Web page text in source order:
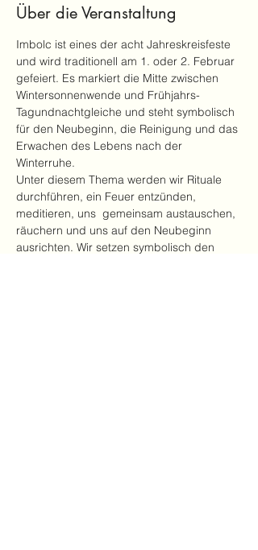
Über die Veranstaltung
Imbolc ist eines der acht Jahreskreisfeste
und wird traditionell am 1. oder 2. Februar
gefeiert. Es markiert die Mitte zwischen
Wintersonnenwende und Frühjahrs-
Tagundnachtgleiche und steht symbolisch
für den Neubeginn, die Reinigung und das
Erwachen des Lebens nach der
Winterruhe.
Unter diesem Thema werden wir Rituale
durchführen, ein Feuer entzünden,
meditieren, uns  gemeinsam austauschen,
räuchern und uns auf den Neubeginn
ausrichten. Wir setzen symbolisch den